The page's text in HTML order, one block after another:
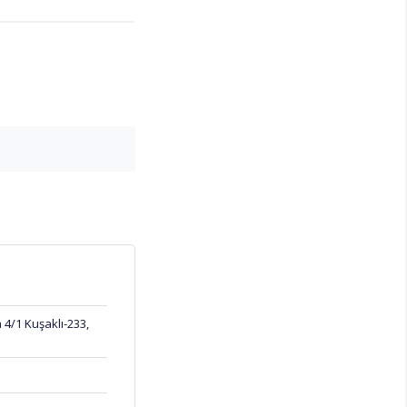
idealnim za
da izdrže
za
su idealan izbor
1 Kuşaklı-233,